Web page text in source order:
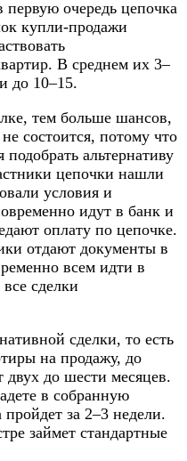
первую очередь цепочка
купли-продажи
В среднем их 3–
до 10–15.
тем больше шансов,
состоится, потому что
альтернативу
цепочки нашли
условия и
идут в банк и
оплату по цепочке.
отдают документы в
всем идти в
сделки
сделки, то есть
на продажу, до
двух до шести месяцев.
в собранную
за 2–3 недели.
займет стандартные